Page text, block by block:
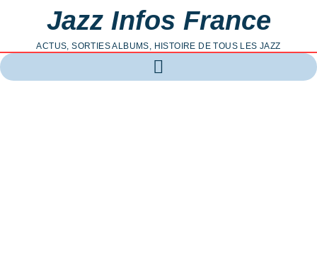
Jazz Infos France
ACTUS, SORTIES ALBUMS, HISTOIRE DE TOUS LES JAZZ